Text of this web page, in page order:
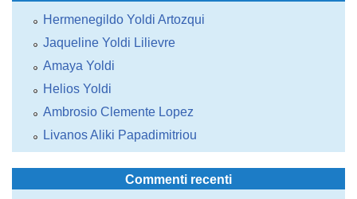
Hermenegildo Yoldi Artozqui
Jaqueline Yoldi Lilievre
Amaya Yoldi
Helios Yoldi
Ambrosio Clemente Lopez
Livanos Aliki Papadimitriou
Commenti recenti